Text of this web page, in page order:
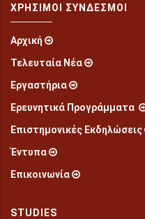
ΧΡΉΣΙΜΟΙ ΣΎΝΔΕΣΜΟΙ
Αρχική
Τελευταία Νέα
Εργαστήρια
Ερευνητικά Προγράμματα
Επιστημονικές Εκδηλώσεις
Έντυπα
Επικοινωνία
STUDIES